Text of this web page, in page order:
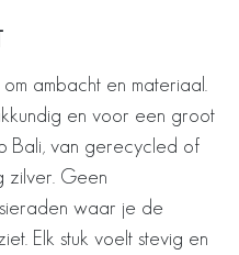
ambacht en materiaal.
en voor een groot
Bali, van gerecycled of
zilver. Geen
waar je de
Elk stuk voelt stevig en